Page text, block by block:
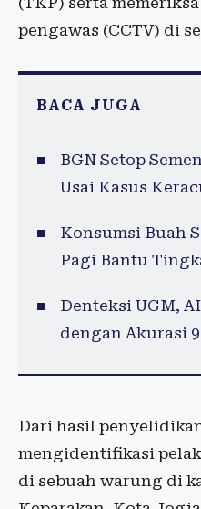
pengawas (CCTV) di
BACA JUGA
BGN Setop
Usai Kasus
Konsumsi Buah
Pagi Bantu
Denteksi UGM,
dengan Akurasi
Dari hasil
mengidentifikasi
di sebuah warung di